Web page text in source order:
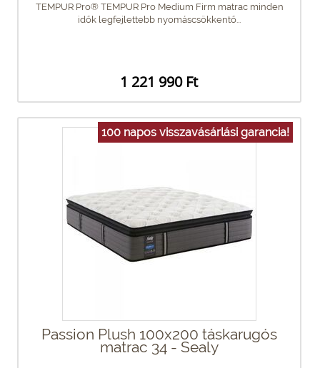
TEMPUR Pro® TEMPUR Pro Medium Firm matrac minden
idők legfejlettebb nyomáscsökkentő...
1 221 990 Ft
100 napos visszavásárlási garancia!
Passion Plush 100x200 táskarugós
matrac 34 - Sealy